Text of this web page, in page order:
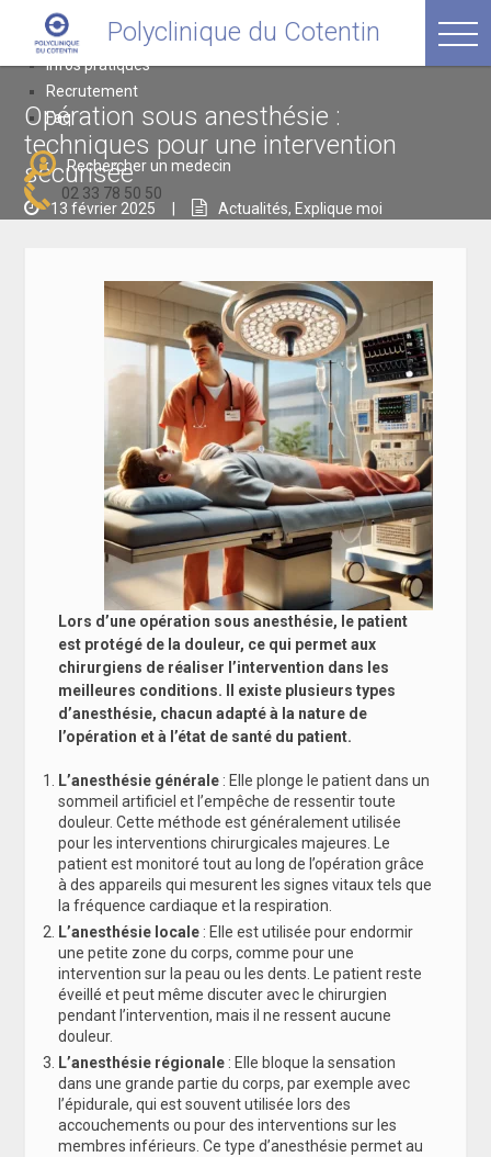
contenu
Polyclinique du Cotentin
avenue Thivet, 50120 Equeurdreville
Infos pratiques
Recrutement
Faq
Rechercher un medecin
02 33 78 50 50
Opération sous anesthésie :
techniques pour une intervention
sécurisée
13 février 2025 Actualités, Explique moi
Lors d’une opération sous anesthésie, le patient
est protégé de la douleur, ce qui permet aux
chirurgiens de réaliser l’intervention dans les
meilleures conditions. Il existe plusieurs types
d’anesthésie, chacun adapté à la nature de
l’opération et à l’état de santé du patient.
L’anesthésie générale : Elle plonge le patient dans un
sommeil artificiel et l’empêche de ressentir toute
douleur. Cette méthode est généralement utilisée
pour les interventions chirurgicales majeures. Le
patient est monitoré tout au long de l’opération grâce
à des appareils qui mesurent les signes vitaux tels que
la fréquence cardiaque et la respiration.
L’anesthésie locale : Elle est utilisée pour endormir
une petite zone du corps, comme pour une
intervention sur la peau ou les dents. Le patient reste
éveillé et peut même discuter avec le chirurgien
pendant l’intervention, mais il ne ressent aucune
douleur.
L’anesthésie régionale : Elle bloque la sensation
dans une grande partie du corps, par exemple avec
l’épidurale, qui est souvent utilisée lors des
accouchements ou pour des interventions sur les
membres inférieurs. Ce type d’anesthésie permet au